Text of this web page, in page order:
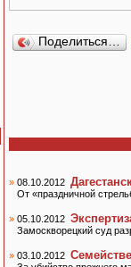
Поделиться…
» 08.10.2012
От «праздничной
» 05.10.2012
Замоскворецкий суд
» 03.10.2012